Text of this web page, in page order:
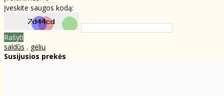
Įveskite saugos kodą:
Rašyti
saldūs , gėlių
Susijusios prekės